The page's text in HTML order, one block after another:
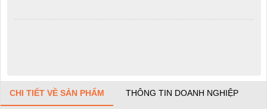
CHI TIẾT VỀ SẢN PHẨM THÔNG TIN DOANH NGHIỆP